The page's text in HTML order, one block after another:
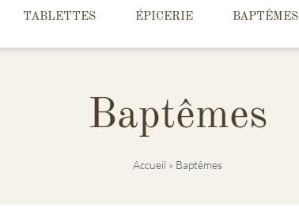
TABLETTES ÉPICERIE BAPTÊMES
Baptêmes
Accueil » Baptêmes